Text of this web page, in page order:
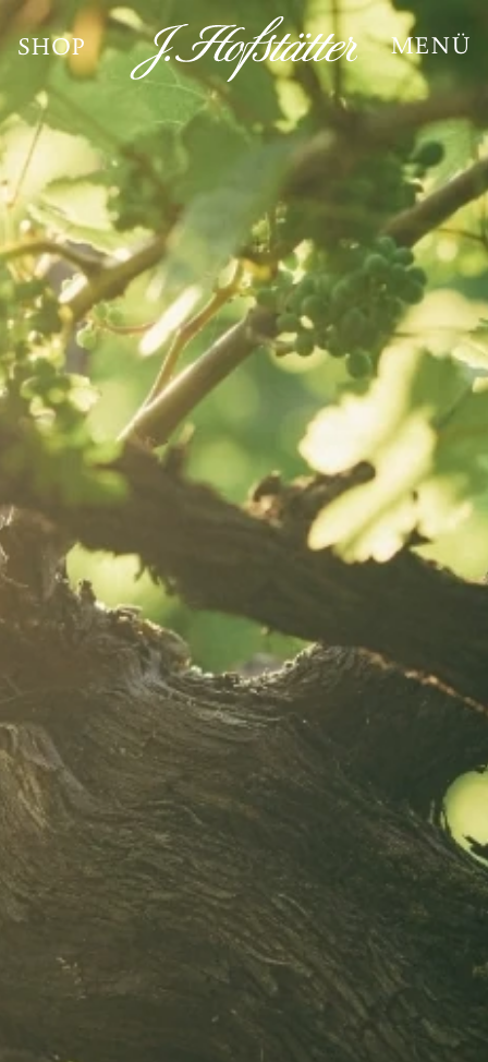
SHOP MENÜ
J. Hofstätter Dr. Fischer
Tastings & Tours Enoteca J. Hofstätter Club Geschenke